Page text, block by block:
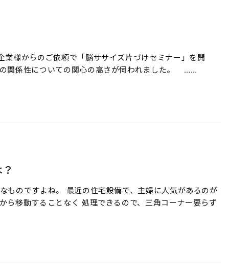
様からのご依頼で「脳ササイズ片づけセミナー」を開
関係性についての関心の高さが伺われました。 ……
ものですよね。 最近の住宅設備で、主婦に人気があるのが
ら移動することなく 処理できるので、三角コーナー要らず